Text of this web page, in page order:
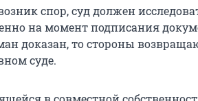
спор, суд должен
на момент подписания
доказан, то стороны
суде.